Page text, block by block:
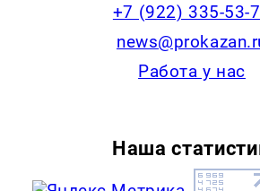
+7 (922) 335-53-
Работа у нас
Наша